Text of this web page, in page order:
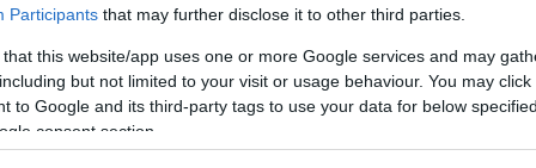
Participants that may further disclose it to other third parties.
that this website/app uses one or more Google services and may
but not limited to your visit or usage behaviour. You may
to Google and its third-party tags to use your data for below
consent section.
τουΦορντό, η οποία βρίσκεται
και δεν είναι προσβάσιμη από τις
New York Times, ο Τραμπ εξετάζει επίσης